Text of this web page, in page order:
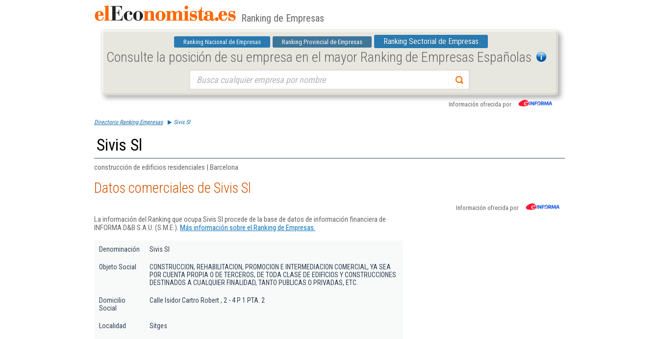
Ranking de Empresas
Ranking Nacional de Empresas Ranking Provincial de Empresas Ranking Sectorial de Empresas
Consulte la posición de su empresa en el mayor Ranking de Empresas Españolas
Información ofrecida por
Directorio Ranking Empresas Sivis Sl
Sivis Sl
construcción de edificios residenciales | Barcelona
Datos comerciales de Sivis Sl
Información ofrecida por
La información del Ranking que ocupa Sivis Sl procede de la base de datos de información financiera de
INFORMA D&B S.A.U. (S.M.E.). Más información sobre el Ranking de Empresas.
Denominación Sivis Sl
Objeto Social
CONSTRUCCION, REHABILITACION, PROMOCION E INTERMEDIACION COMERCIAL, YA SEA
POR CUENTA PROPIA O DE TERCEROS, DE TODA CLASE DE EDIFICIOS Y CONSTRUCCIONES
DESTINADOS A CUALQUIER FINALIDAD, TANTO PUBLICAS O PRIVADAS, ETC.
Domicilio
Social
Calle Isidor Cartro Robert , 2 - 4 P 1 PTA. 2
Localidad Sitges